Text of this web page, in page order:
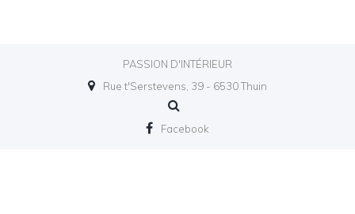
PASSION D'INTÉRIEUR
Rue t'Serstevens, 39 - 6530 Thuin
Facebook